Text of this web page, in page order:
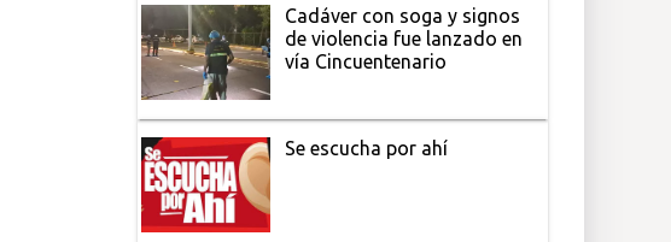
Cadáver con soga y signos
de violencia fue lanzado en
vía Cincuentenario
Se escucha por ahí